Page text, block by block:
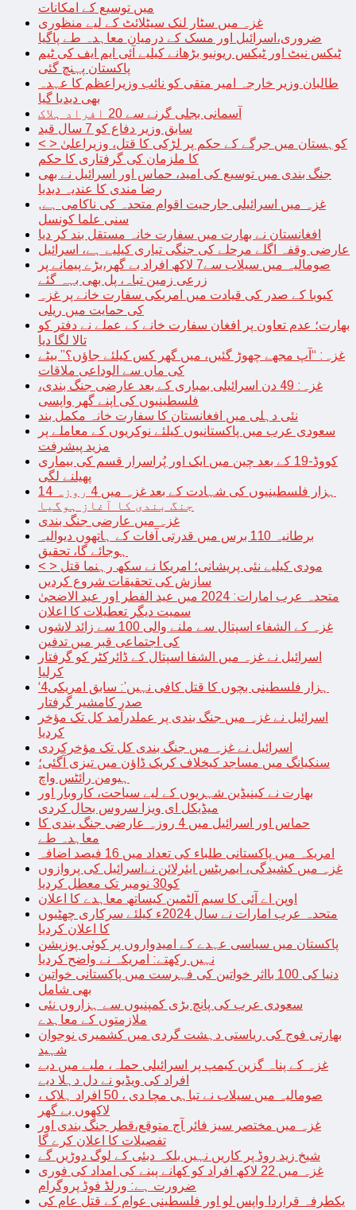
میں توسیع کے امکانات
غزہ میں سٹار لنک سیٹلائٹ کے لیے منظوری
ضروری،اسرائیل اور مسک کے درمیان معاہدہ طے پاگیا
ٹیکس نیٹ اور ٹیکس ریونیو بڑھانے کیلیے آئی ایم ایف کی ٹیم
پاکستان پہنچ گئی
طالبان وزیر خارجہ امیر متقی کو نائب وزیراعظم کا عہدہ
بھی دیدیا گیا
آسمانی بجلی گرنے سے 20 افراد ہلاک
سابق وزیر دفاع کو 7 سال قید
< > کوہستان میں جرگے کے حکم پر لڑکی کا قتل، وزیراعلیٰ
کا ملزمان کی گرفتاری کا حکم
جنگ بندی میں توسیع کی امید، حماس اور اسرائیل نے بھی
رضا مندی کا عندیہ دیدیا
غزہ میں اسرائیلی جارحیت اقوام متحدہ کی ناکامی ہے,
سنی علما کونسل
افغانستان نے بھارت میں سفارت خانہ مستقل بند کر دیا
عارضی وقفہ اگلے مرحلے کی جنگی تیاری کیلیے ہے، اسرائیل
صومالیہ میں سیلاب سے7 لاکھ افراد بے گھر،بڑے پیمانے پر
زرعی زمین تباہ، پل بھی بہہ گئے
کیوبا کے صدر کی قیادت میں امریکی سفارت خانے پر غزہ
کی حمایت میں ریلی
بھارت؛ عدم تعاون پر افغان سفارت خانے کے عملے نے دفتر کو
تالا لگا دیا
غزہ: “آپ مجھے چھوڑ گئیں، میں گھر کس کیلئے جاؤں؟” بیٹے
کی ماں سے الوداعی ملاقات
غزہ: 49 دن اسرائیلی بمباری کے بعد عارضی جنگ بندی،
فلسطینیوں کی اپنے گھر واپسی
نئی دہلی میں افغانستان کا سفارت خانہ مکمل بند
سعودی عرب میں پاکستانیوں کیلئے نوکریوں کے معاملے پر
مزید پیشرفت
کووڈ-19 کے بعد چین میں ایک اور پُراسرار قسم کی بیماری
پھیلنے لگی
14 ہزار فلسطینیوں کی شہادت کے بعد غزہ میں 4 روزہ
جنگ بندی کا آغاز ہوگیا
غزہ میں عارضی جنگ بندی
برطانیہ 110 برس میں قدرتی آفات کے ہاتھوں دیوالیہ
ہوجائے گا، تحقیق
< > مودی کیلیے نئی پریشانی؛ امریکا نے سکھ رہنما قتل
سازش کی تحقیقات شروع کردیں
متحدہ عرب امارات: 2024 میں عید الفطر اور عید الاضحیٰ
سمیت دیگر تعطیلات کا اعلان
غزہ کے الشفاء اسپتال سے ملنے والی 100 سے زائد لاشوں
کی اجتماعی قبر میں تدفین
اسرائیل نے غزہ میں الشفا اسپتال کے ڈائرکٹر کو گرفتار
کرلیا
‘4ہزار فلسطینی بچوں کا قتل کافی نہیں’: سابق امریکی
صدر کامشیر گرفتار
اسرائیل نے غزہ میں جنگ بندی پر عملدرآمد کل تک مؤخر
کردیا
اسرائیل نے غزہ میں جنگ بندی کل تک مؤخرکردی
سنکیانگ میں مساجد کیخلاف کریک ڈاؤن میں تیزی آگئی؛
ہیومن رائٹس واچ
بھارت نے کینیڈین شہریوں کے لیے سیاحت، کاروبار اور
میڈیکل ای ویزا سروس بحال کردی
حماس اور اسرائیل میں 4 روزہ عارضی جنگ بندی کا
معاہدہ طے
امریکہ میں پاکستانی طلباء کی تعداد میں 16 فیصد اضافہ
غزہ میں کشیدگی، ایمریٹس ایئرلائن نےاسرائیل کی پروازوں
کو30 نومبر تک معطل کردیا
اوپن اے آئی کا سیم آلٹمین کیساتھ معاہدے کا اعلان
متحدہ عرب امارات نے سال 2024ء کیلئے سرکاری چھٹیوں
کا اعلان کردیا
پاکستان میں سیاسی عہدے کے امیدواروں پر کوئی پوزیشن
نہیں رکھتے: امریکہ نے واضح کردیا
دنیا کی 100 بااثر خواتین کی فہرست میں پاکستانی خواتین
بھی شامل
سعودی عرب کی پانچ بڑی کمپنیوں سے ہزاروں نئی
ملازمتوں کے معاہدے
بھارتی فوج کی ریاستی دہشت گردی میں کشمیری نوجوان
شہید
غزہ کے پناہ گزین کیمپ پر اسرائیلی حملہ، ملبے میں دبے
افراد کی ویڈیو نے دل دہلا دیے
صومالیہ میں سیلاب نے تباہی مچا دی ، 50 افراد ہلاک ،
لاکھوں بے گھر
غزہ میں مختصر سیز فائر آج متوقع،قطر جنگ بندی اور
تفصیلات کا اعلان کرے گا
شیخ زید روڈ پر کاریں نہیں بلکہ دبئی کے لوگ دوڑیں گے
غزہ میں 22 لاکھ افراد کو کھانے پینے کی امداد کی فوری
ضرورت ہے: ورلڈ فوڈ پروگرام
یکطرفہ قراردا واپس لو اور فلسطینی عوام کے قتل عام کی